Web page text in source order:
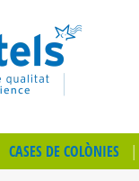
CASES DE COLÒNIES